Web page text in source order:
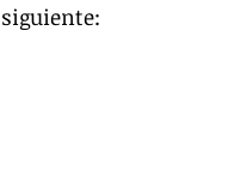
siguiente: